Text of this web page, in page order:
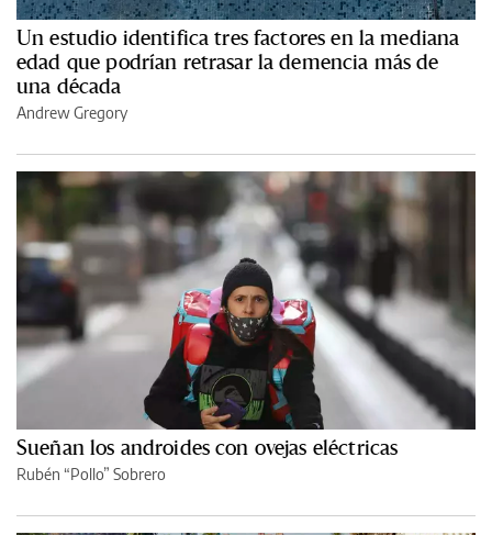
Un estudio identifica tres factores en la mediana
edad que podrían retrasar la demencia más de
una década
Andrew Gregory
Sueñan los androides con ovejas eléctricas
Rubén “Pollo” Sobrero